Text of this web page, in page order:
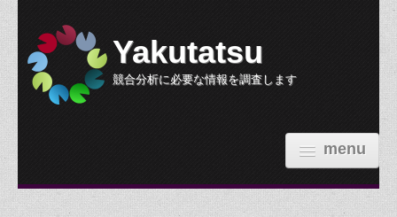
Yakutatsu
競合分析に必要な情報を調査します
menu
HOME